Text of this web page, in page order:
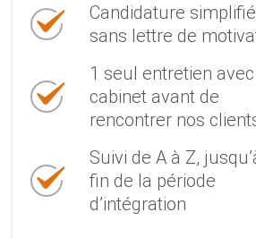
Candidature
sans lettre de
1 seul entretien
cabinet avant de
rencontrer nos
Suivi de A à Z,
fin de la période
d’intégration